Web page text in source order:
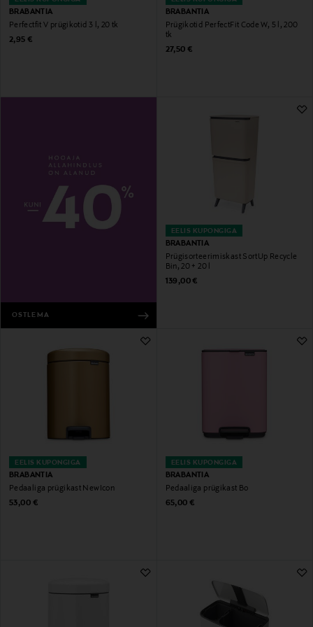
BRABANTIA
Perfectfit V prügikotid 3 l, 20 tk
Original Price
2,95 €
BRABANTIA
Prügikotid PerfectFit Code W, 5 l, 200
tk
Original Price
27,50 €
OSTLEMA
EELIS KUPONGIGA
BRABANTIA
Prügisorteerimiskast SortUp Recycle
Bin, 20 + 20 l
Original Price
139,00 €
EELIS KUPONGIGA
BRABANTIA
Pedaaliga prügikast NewIcon
Original Price
53,00 €
EELIS KUPONGIGA
BRABANTIA
Pedaaliga prügikast Bo
Original Price
65,00 €